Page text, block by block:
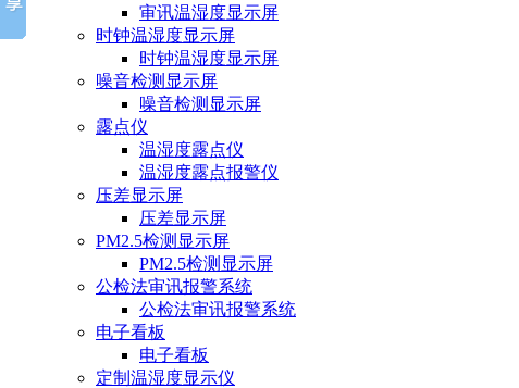
审讯温湿度显示屏
时钟温湿度显示屏
时钟温湿度显示屏
噪音检测显示屏
噪音检测显示屏
露点仪
温湿度露点仪
温湿度露点报警仪
压差显示屏
压差显示屏
PM2.5检测显示屏
PM2.5检测显示屏
公检法审讯报警系统
公检法审讯报警系统
电子看板
电子看板
定制温湿度显示仪